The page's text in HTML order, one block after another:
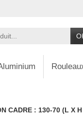
CADRE : 130-70 (L X